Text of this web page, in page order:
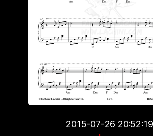
2015-07-26 20:52:19